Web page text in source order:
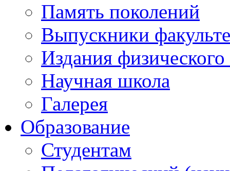
Память поколений
Выпускники
Издания физического
Научная школа
Галерея
Образование
Студентам